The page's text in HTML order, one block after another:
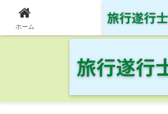
日本の鉄道・空港を制覇し
ホーム